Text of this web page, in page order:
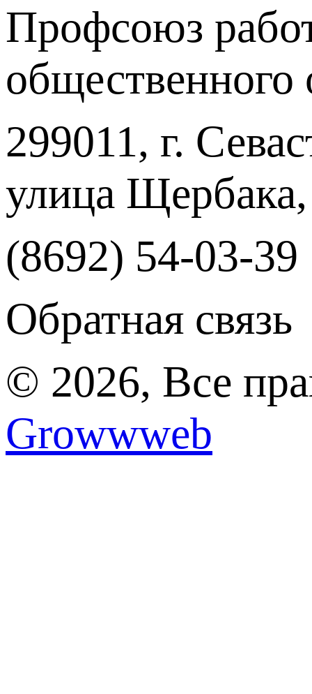
Профсоюз
299011, г.
улица
(8692) 54-03-39
Обратная связь
© 2026, Все
Growwweb